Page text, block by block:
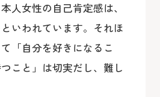
人女性の自己肯定感は、
いわれています。それほ
「自分を好きになるこ
こと」は切実だし、難し